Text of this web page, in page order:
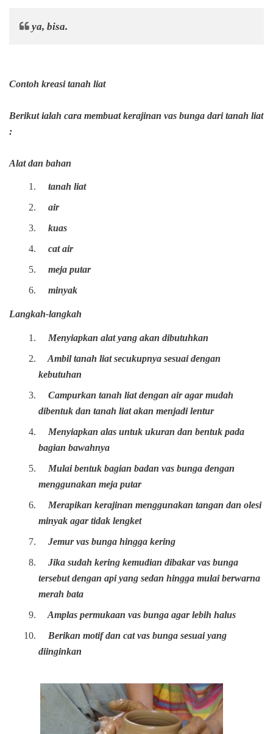
ya, bisa.
Contoh kreasi tanah liat
Berikut ialah cara membuat kerajinan vas bunga dari tanah liat
:
Alat dan bahan
tanah liat
air
kuas
cat air
meja putar
minyak
Langkah-langkah
Menyiapkan alat yang akan dibutuhkan
Ambil tanah liat secukupnya sesuai dengan
kebutuhan
Campurkan tanah liat dengan air agar mudah
dibentuk dan tanah liat akan menjadi lentur
Menyiapkan alas untuk ukuran dan bentuk pada
bagian bawahnya
Mulai bentuk bagian badan vas bunga dengan
menggunakan meja putar
Merapikan kerajinan menggunakan tangan dan olesi
minyak agar tidak lengket
Jemur vas bunga hingga kering
Jika sudah kering kemudian dibakar vas bunga
tersebut dengan api yang sedan hingga mulai berwarna
merah bata
Amplas permukaan vas bunga agar lebih halus
Berikan motif dan cat vas bunga sesuai yang
diinginkan